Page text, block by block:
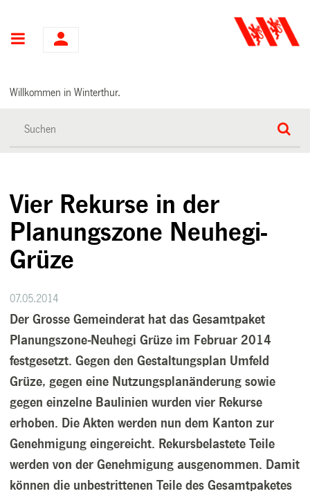
Hauptnavigation
Willkommen in Winterthur.
Vier Rekurse in der
Planungszone Neuhegi-
Grüze
07.05.2014
Der Grosse Gemeinderat hat das Gesamtpaket
Planungszone-Neuhegi Grüze im Februar 2014
festgesetzt. Gegen den Gestaltungsplan Umfeld
Grüze, gegen eine Nutzungsplanänderung sowie
gegen einzelne Baulinien wurden vier Rekurse
erhoben. Die Akten werden nun dem Kanton zur
Genehmigung eingereicht. Rekursbelastete Teile
werden von der Genehmigung ausgenommen. Damit
können die unbestrittenen Teile des Gesamtpaketes